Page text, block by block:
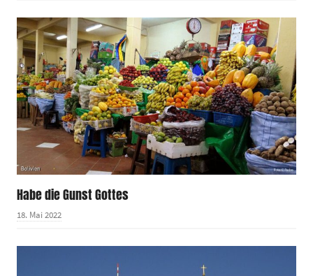
Habe die Gunst Gottes
18. Mai 2022